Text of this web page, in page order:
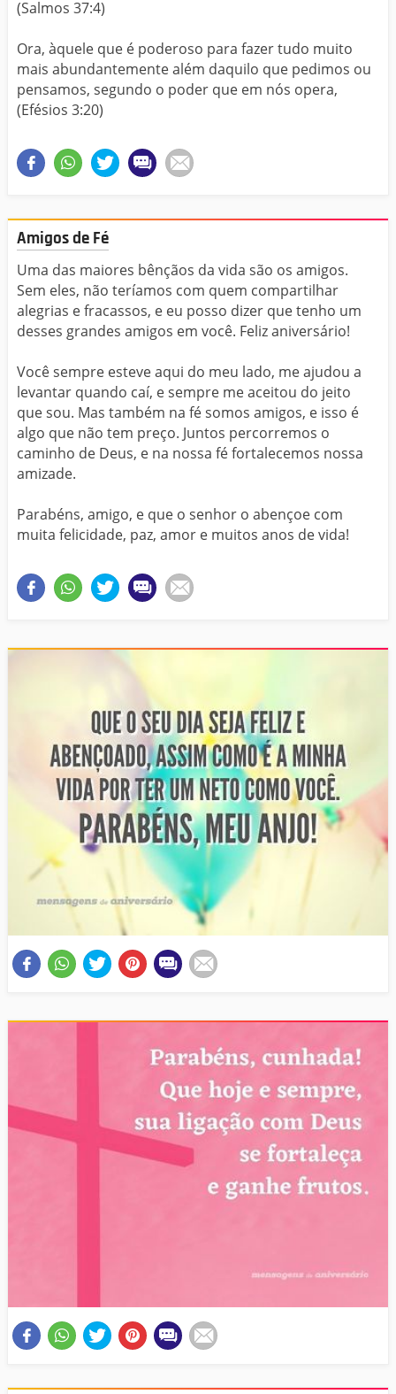
(Salmos 37:4)
Ora, àquele que é poderoso para fazer tudo muito
mais abundantemente além daquilo que pedimos ou
pensamos, segundo o poder que em nós opera,
(Efésios 3:20)
Amigos de Fé
Uma das maiores bênçãos da vida são os amigos.
Sem eles, não teríamos com quem compartilhar
alegrias e fracassos, e eu posso dizer que tenho um
desses grandes amigos em você. Feliz aniversário!
Você sempre esteve aqui do meu lado, me ajudou a
levantar quando caí, e sempre me aceitou do jeito
que sou. Mas também na fé somos amigos, e isso é
algo que não tem preço. Juntos percorremos o
caminho de Deus, e na nossa fé fortalecemos nossa
amizade.
Parabéns, amigo, e que o senhor o abençoe com
muita felicidade, paz, amor e muitos anos de vida!